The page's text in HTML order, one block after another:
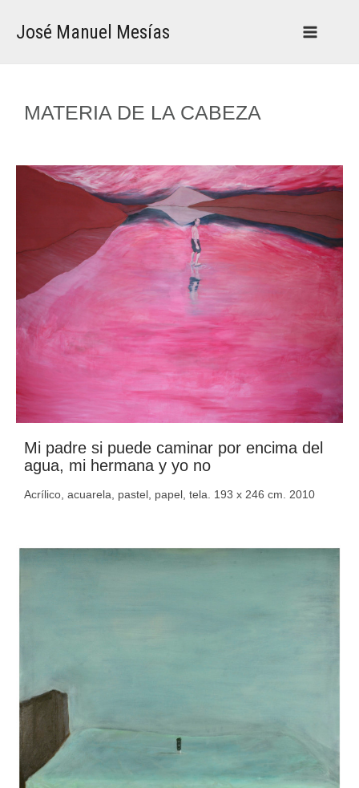
José Manuel Mesías
MATERIA DE LA CABEZA
Mi padre si puede caminar por encima del
agua, mi hermana y yo no
Acrílico, acuarela, pastel, papel, tela. 193 x 246 cm. 2010